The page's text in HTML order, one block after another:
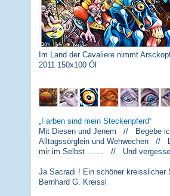
Im Land der Cavaliere nimmt
2011 150x100 Öl
Farben sind mein Steckenpferd
Mit Diesen und Jenem // Begebe
Alltagssörglein und Wehwechen
mir im Selbst ....... // Und
Ja Sacradi ! Ein schöner kreisslicher
Bernhard G. Kreissl